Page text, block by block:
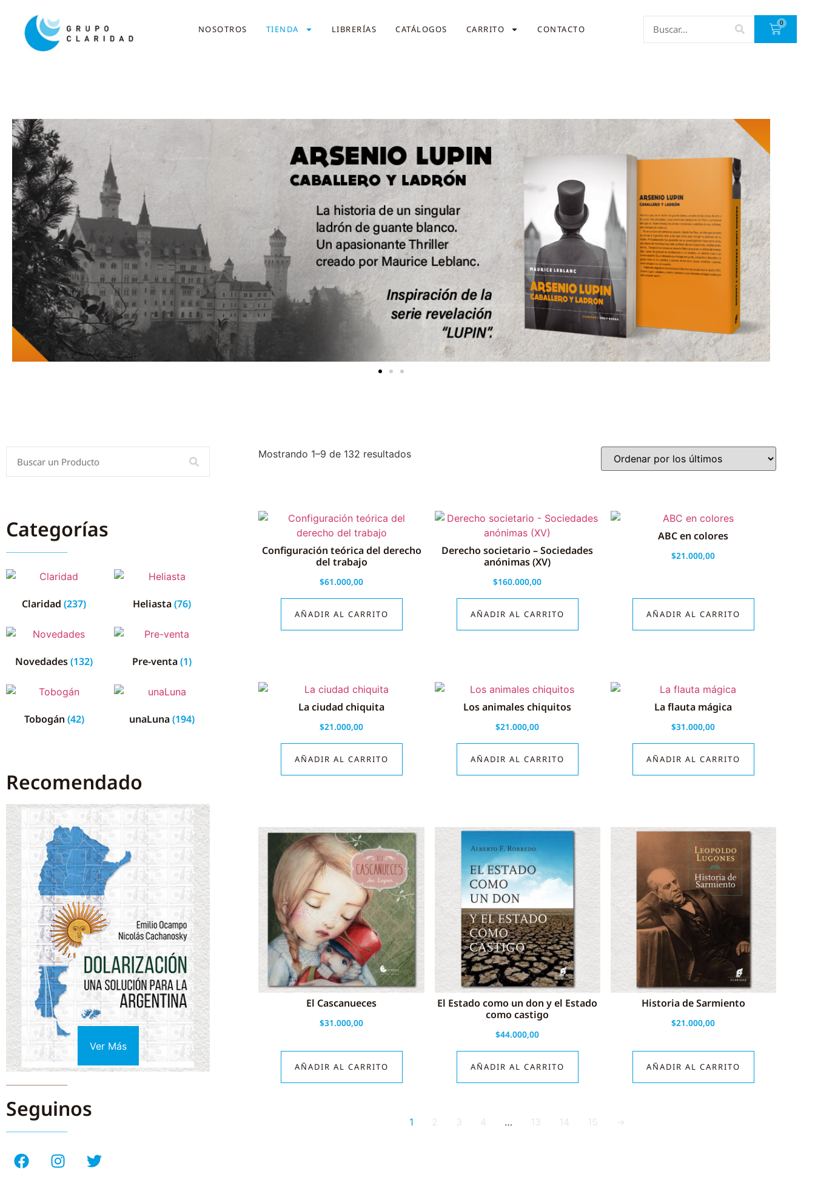
NOSOTROS TIENDA LIBRERÍAS CATÁLOGOS CARRITO CONTACTO
0
Categorías
Claridad(237) Heliasta(76)
Novedades(132) Pre-venta(1)
Tobogán (42) unaLuna(194)
Recomendado
Ver Más
Seguinos
Mostrando 1–9 de 132 resultados
Configuración teórica del derecho
del trabajo
$61.000,00
AÑADIR AL CARRITO
Derecho societario – Sociedades
anónimas (XV)
$160.000,00
AÑADIR AL CARRITO
ABC en colores
$21.000,00
AÑADIR AL CARRITO
La ciudad chiquita
$21.000,00
AÑADIR AL CARRITO
Los animales chiquitos
$21.000,00
AÑADIR AL CARRITO
La flauta mágica
$31.000,00
AÑADIR AL CARRITO
El Cascanueces
$31.000,00
AÑADIR AL CARRITO
El Estado como un don y el Estado
como castigo
$44.000,00
AÑADIR AL CARRITO
Historia de Sarmiento
$21.000,00
AÑADIR AL CARRITO
1 2 3 4 … 13 14 15 →